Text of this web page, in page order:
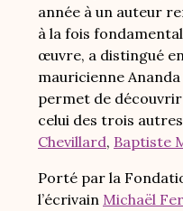
année à un auteur
à la fois
œuvre, a distingué
mauricienne
permet de
celui des trois
Chevillard, Baptiste
Porté par la
l’écrivain Michaël